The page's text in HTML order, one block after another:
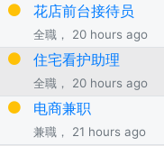
花店前台接待员
全職， 20 hours ago
住宅看护助理
全職， 20 hours ago
电商兼职
兼職， 21 hours ago